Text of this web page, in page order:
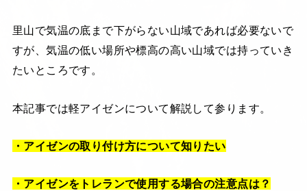
里山で気温の底まで下がらない山域であれば必要ないで
すが、気温の低い場所や標高の高い山域では持っていき
たいところです。
本記事では軽アイゼンについて解説して参ります。
・アイゼンの取り付け方について知りたい
・アイゼンをトレランで使用する場合の注意点は？